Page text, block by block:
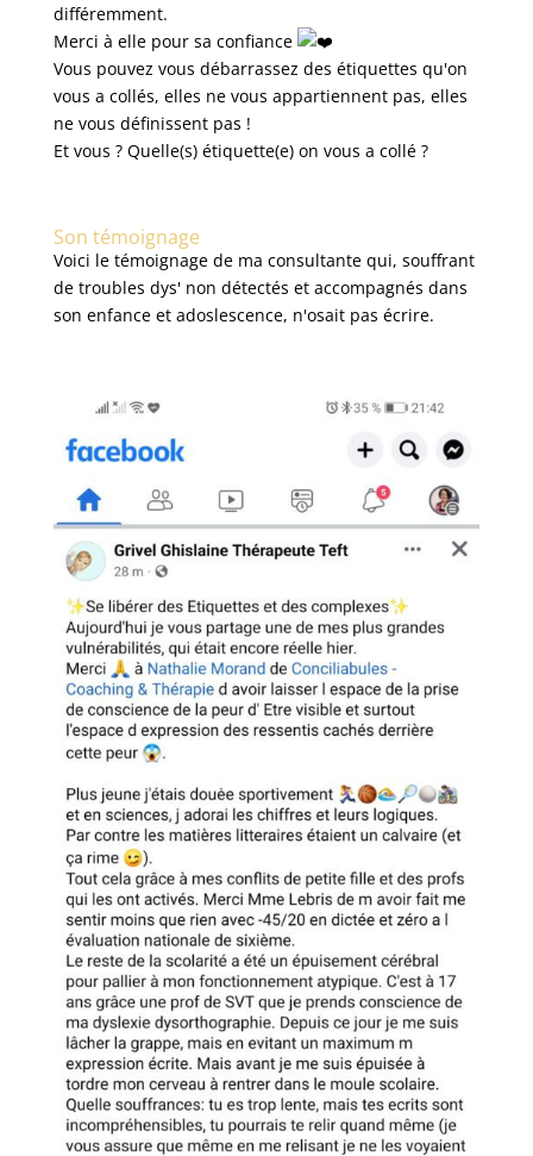
différemment.
Merci à elle pour sa confiance
Vous pouvez vous débarrassez des étiquettes qu'on
vous a collés, elles ne vous appartiennent pas, elles
ne vous définissent pas !
Et vous ? Quelle(s) étiquette(e) on vous a collé ?
Son témoignage
Voici le témoignage de ma consultante qui, souffrant
de troubles dys' non détectés et accompagnés dans
son enfance et adoslescence, n'osait pas écrire.